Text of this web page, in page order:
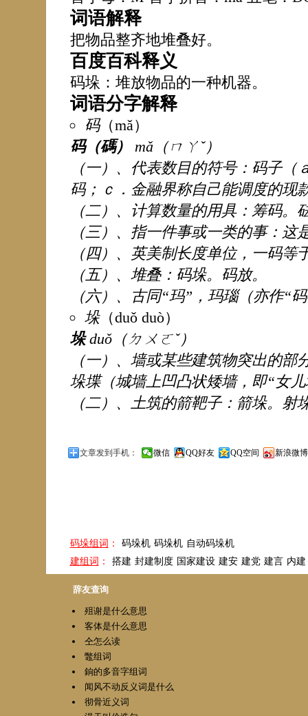
词语解释
把物品整齐地堆叠好。
百度百科释义
码垛 ：堆放物品的一种机器。
词语分字解释
码（mǎ）
码（碼）
mǎ（ㄇㄚˇ）
（一）、代表数目的符号：码子
码；ｃ．金融界称自己能调度的现
（二）、计算数量的用具：筹码。
（三）、指一件事或一类的事：这
（四）、英美制长度单位，一码等
（五）、堆叠：码垛。码放。
（六）、古同“玛”，玛瑙（亦作“
垛（duǒ duò）
垛duǒ（ㄉㄨㄛˇ）
（一）、墙或某些建筑物突出的
垛堞（城墙上凹凸状矮墙，即“女
（二）、土筑的箭靶子：箭垛。射
文章发到手机： 微信 QQ好友 QQ空间 新浪微博
码垛组词 ： 码垛机 码垛机 自动码垛机
建组词 ： 搭建 封建制度 国家建设 建安 建党 建言 内建
辞友查询
殂谢是什么意思
客体是什么意思
仝怎么读
鼈组词
銄的多音字组词
闻风不动反义词是什么
彻骨近义词